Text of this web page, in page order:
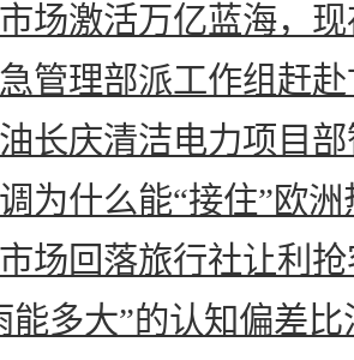
场激活万亿蓝海，
管理部派工作组赶
长庆清洁电力项目
为什么能“接住”欧
场回落旅行社让利
能多大”的认知偏差